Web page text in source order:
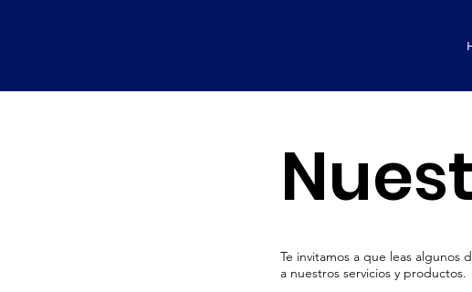
Te invitamos a que leas algunos
a nuestros servicios y productos.